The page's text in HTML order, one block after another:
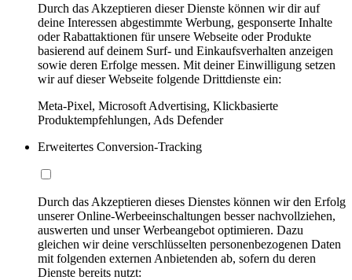
Durch das Akzeptieren dieser Dienste können wir dir auf
deine Interessen abgestimmte Werbung, gesponserte Inhalte
oder Rabattaktionen für unsere Webseite oder Produkte
basierend auf deinem Surf- und Einkaufsverhalten anzeigen
sowie deren Erfolge messen. Mit deiner Einwilligung setzen
wir auf dieser Webseite folgende Drittdienste ein:
Meta-Pixel, Microsoft Advertising, Klickbasierte
Produktempfehlungen, Ads Defender
Erweitertes Conversion-Tracking
Durch das Akzeptieren dieses Dienstes können wir den Erfolg
unserer Online-Werbeeinschaltungen besser nachvollziehen,
auswerten und unser Werbeangebot optimieren. Dazu
gleichen wir deine verschlüsselten personenbezogenen Daten
mit folgenden externen Anbietenden ab, sofern du deren
Dienste bereits nutzt: